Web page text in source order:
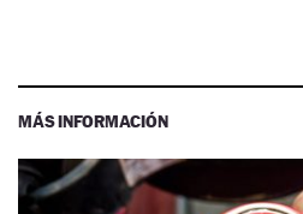
MÁS INFORMACIÓN